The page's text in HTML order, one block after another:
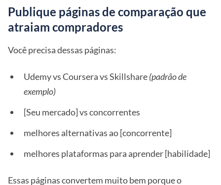
Publique páginas de comparação que
atraiam compradores
Você precisa dessas páginas:
Udemy vs Coursera vs Skillshare(padrão de
exemplo)
[Seu mercado] vs concorrentes
melhores alternativas ao [concorrente]
melhores plataformas para aprender [habilidade]
Essas páginas convertem muito bem porque o